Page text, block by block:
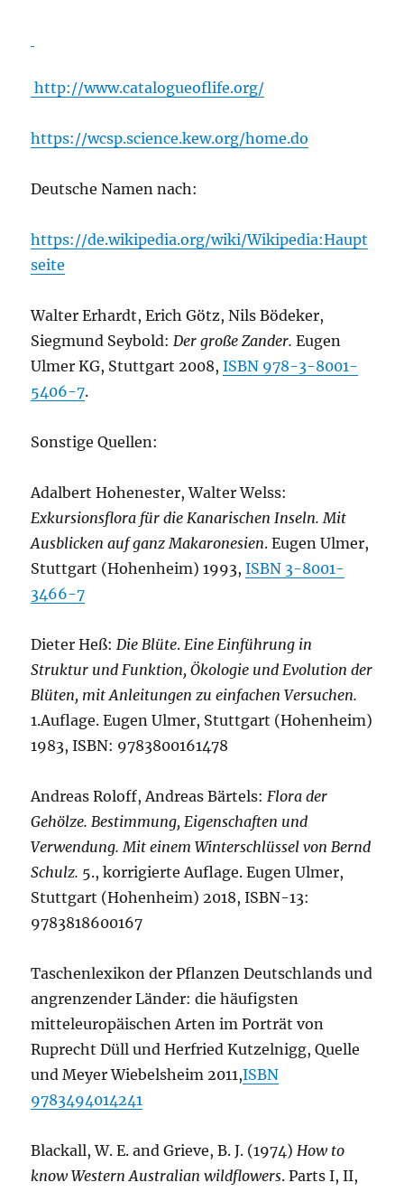
http://www.catalogueoflife.org/
https://wcsp.science.kew.org/home.do
Deutsche Namen nach:
https://de.wikipedia.org/wiki/Wikipedia:Haupt
seite
Walter Erhardt, Erich Götz, Nils Bödeker,
Siegmund Seybold: Der große Zander. Eugen
Ulmer KG, Stuttgart 2008,ISBN 978-3-8001-
5406-7.
Sonstige Quellen:
Adalbert Hohenester, Walter Welss:
Exkursionsflora für die Kanarischen Inseln. Mit
Ausblicken auf ganz Makaronesien. Eugen Ulmer,
Stuttgart (Hohenheim) 1993,ISBN 3-8001-
3466-7
Dieter Heß: Die Blüte. Eine Einführung in
Struktur und Funktion, Ökologie und Evolution der
Blüten, mit Anleitungen zu einfachen Versuchen.
1.Auflage. Eugen Ulmer, Stuttgart (Hohenheim)
1983, ISBN: 9783800161478
Andreas Roloff, Andreas Bärtels: Flora der
Gehölze. Bestimmung, Eigenschaften und
Verwendung. Mit einem Winterschlüssel von Bernd
Schulz. 5., korrigierte Auflage. Eugen Ulmer,
Stuttgart (Hohenheim) 2018, ISBN-13:
9783818600167
Taschenlexikon der Pflanzen Deutschlands und
angrenzender Länder: die häufigsten
mitteleuropäischen Arten im Porträt von
Ruprecht Düll und Herfried Kutzelnigg, Quelle
und Meyer Wiebelsheim 2011,ISBN
9783494014241
Blackall, W. E. and Grieve, B. J. (1974) How to
know Western Australian wildflowers. Parts I, II,